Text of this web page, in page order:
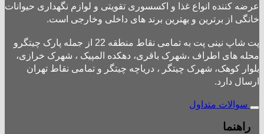
عرضه کننده انواع غذا و اکسسوری تقویتی و لوازم نگهداری حیوانات
خانگی از برترین و بهترین برند های داخلی وخارجی است.
پت شاپ نینی پت به تمامی نقاط منطقه 22 از جمله پارک چیتگرو
محله های اطراف ،شهرک باقری، دهکده المپیک ، شهرک خرازی،
بلوار کوهک، شهرک چیتگر ، دریاچه چیتگر و تمامی نقاط تهران
ارسال دارد.
سوالات متداول
راهنما